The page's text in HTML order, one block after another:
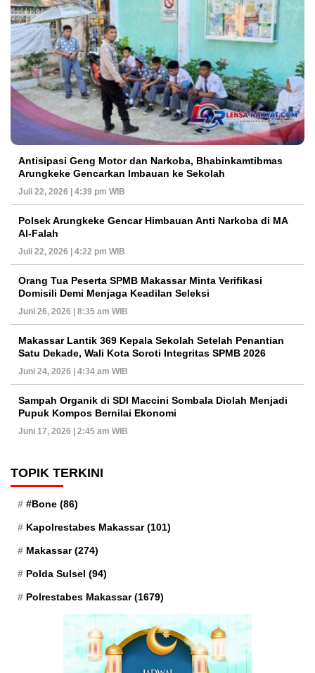
Antisipasi Geng Motor dan Narkoba, Bhabinkamtibmas
Arungkeke Gencarkan Imbauan ke Sekolah
Juli 22, 2026 | 4:39 pm WIB
Polsek Arungkeke Gencar Himbauan Anti Narkoba di MA
Al-Falah
Juli 22, 2026 | 4:22 pm WIB
Orang Tua Peserta SPMB Makassar Minta Verifikasi
Domisili Demi Menjaga Keadilan Seleksi
Juni 26, 2026 | 8:35 am WIB
Makassar Lantik 369 Kepala Sekolah Setelah Penantian
Satu Dekade, Wali Kota Soroti Integritas SPMB 2026
Juni 24, 2026 | 4:34 am WIB
Sampah Organik di SDI Maccini Sombala Diolah Menjadi
Pupuk Kompos Bernilai Ekonomi
Juni 17, 2026 | 2:45 am WIB
TOPIK TERKINI
#Bone (86)
Kapolrestabes Makassar(101)
Makassar(274)
Polda Sulsel (94)
Polrestabes Makassar(1679)